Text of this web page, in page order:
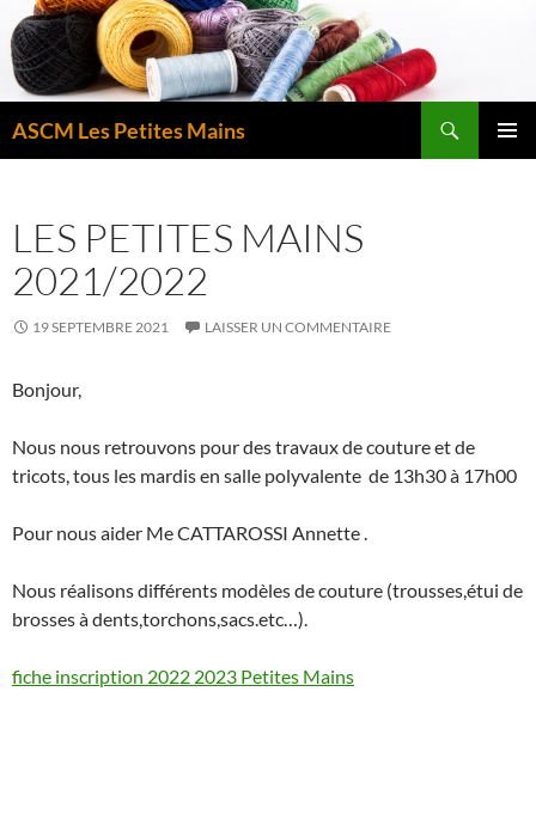
Aller
au
contenu
ASCM Les Petites Mains
LES PETITES MAINS
2021/2022
19 SEPTEMBRE 2021 LAISSER UN COMMENTAIRE
Bonjour,
Nous nous retrouvons pour des travaux de couture et de
tricots, tous les mardis en salle polyvalente de 13h30 à 17h00
Pour nous aider Me CATTAROSSI Annette .
Nous réalisons différents modèles de couture (trousses,étui de
brosses à dents,torchons,sacs.etc…).
fiche inscription 2022 2023 Petites Mains